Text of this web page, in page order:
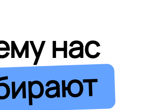
нас